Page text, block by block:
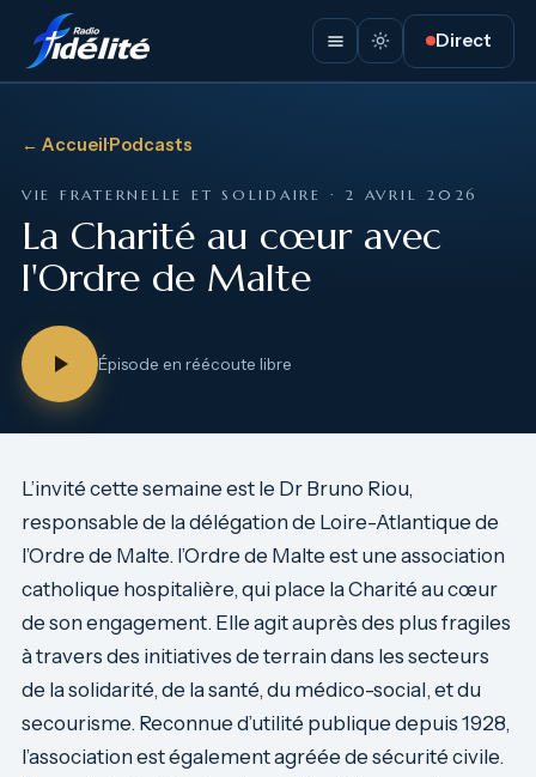
Direct
← Accueil·Podcasts
VIE FRATERNELLE ET SOLIDAIRE · 2 AVRIL 2026
La Charité au cœur avec
l'Ordre de Malte
Épisode en réécoute libre
L’invité cette semaine est le Dr Bruno Riou,
responsable de la délégation de Loire-Atlantique de
l’Ordre de Malte. l’Ordre de Malte est une association
catholique hospitalière, qui place la Charité au cœur
de son engagement. Elle agit auprès des plus fragiles
à travers des initiatives de terrain dans les secteurs
de la solidarité, de la santé, du médico-social, et du
secourisme. Reconnue d’utilité publique depuis 1928,
l’association est également agréée de sécurité civile.